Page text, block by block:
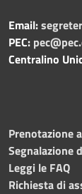
Email:
PEC:
Centralino
Prenotazione
Segnalazione
Leggi le FAQ
Richiesta di